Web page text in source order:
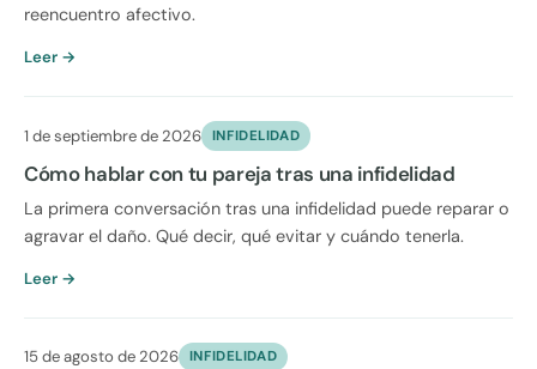
reencuentro afectivo.
Leer →
1 de septiembre de 2026 INFIDELIDAD
Cómo hablar con tu pareja tras una infidelidad
La primera conversación tras una infidelidad puede reparar o
agravar el daño. Qué decir, qué evitar y cuándo tenerla.
Leer →
15 de agosto de 2026 INFIDELIDAD